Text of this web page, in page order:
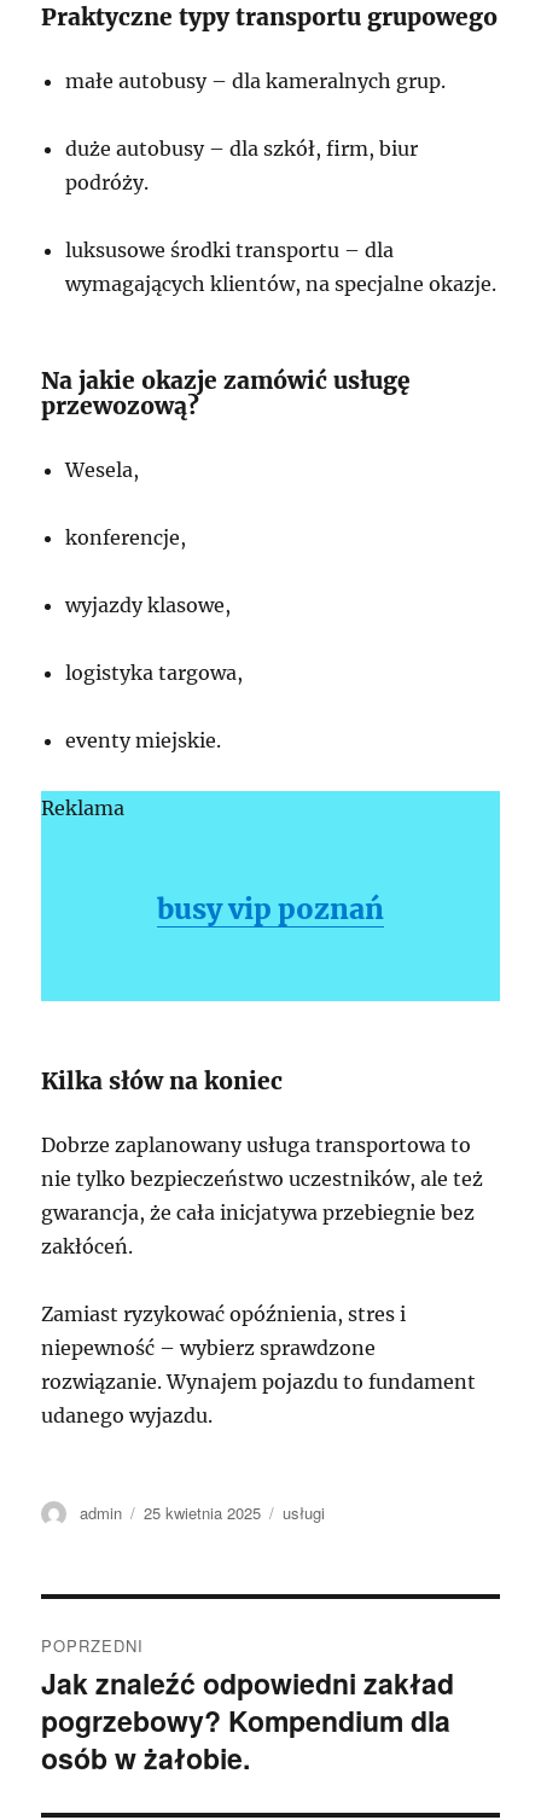
Praktyczne typy transportu grupowego
małe autobusy – dla kameralnych grup.
duże autobusy – dla szkół, firm, biur
podróży.
luksusowe środki transportu – dla
wymagających klientów, na specjalne okazje.
Na jakie okazje zamówić usługę
przewozową?
Wesela,
konferencje,
wyjazdy klasowe,
logistyka targowa,
eventy miejskie.
Reklama
busy vip poznań
Kilka słów na koniec
Dobrze zaplanowany usługa transportowa to
nie tylko bezpieczeństwo uczestników, ale też
gwarancja, że cała inicjatywa przebiegnie bez
zakłóceń.
Zamiast ryzykować opóźnienia, stres i
niepewność – wybierz sprawdzone
rozwiązanie. Wynajem pojazdu to fundament
udanego wyjazdu.
Autor
admin
Data
25 kwietnia 2025 Kategorie
usługi
wpisu
POPRZEDNI
Poprzedni
wpis:
Jak znaleźć odpowiedni zakład
pogrzebowy? Kompendium dla
osób w żałobie.